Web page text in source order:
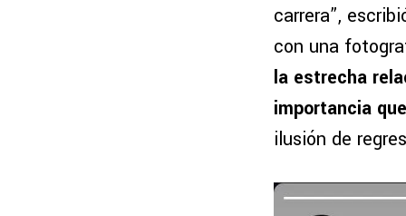
carrera”,
con una
la estrecha
importancia
ilusión de